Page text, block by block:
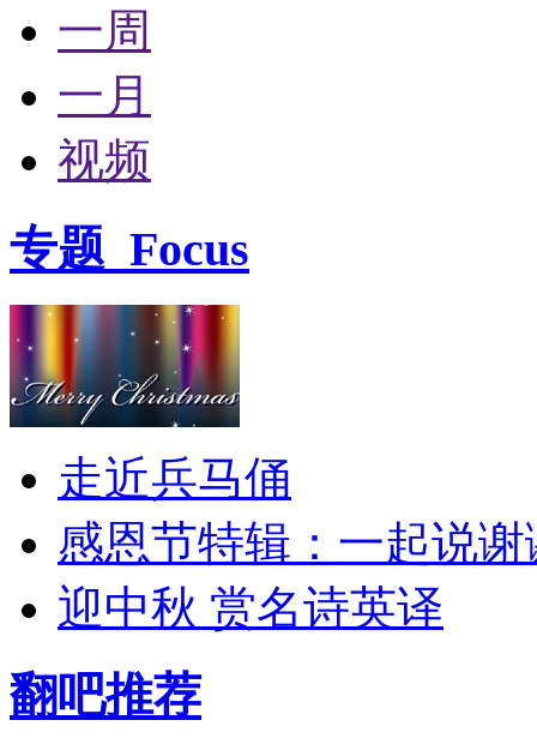
一周
一月
视频
专题 Focus
走近兵马俑
感恩节特辑：一起说谢
迎中秋 赏名诗英译
翻吧推荐